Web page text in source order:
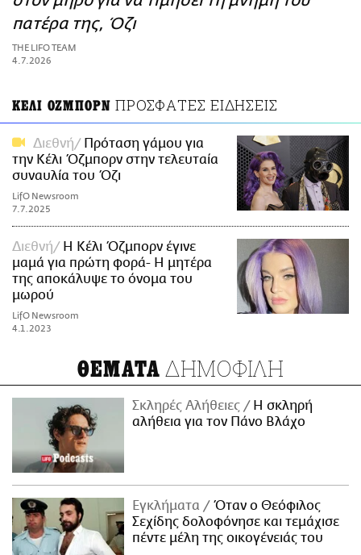
ΑΜΠΑ
PRINT
πατέρα της, Όζι
THE LIFO TEAM
4.7.2026
ΚΕΛΙ ΟΖΜΠΟΡΝ ΠΡΟΣΦΑΤΕΣ ΕΙΔΗΣΕΙΣ
Διεθνή
Πρόταση γάμου για
την Κέλι Όζμπορν στην τελευταία
συναυλία του Όζι
LifO Newsroom
7.7.2025
Διεθνή
H Κέλι Όζμπορν έγινε
μαμά για πρώτη φορά- Η μητέρα
της αποκάλυψε το όνομα του
μωρού
LifO Newsroom
4.1.2023
ΘΕΜΑΤΑ ΔΗΜΟΦΙΛΗ
Σκληρές Αλήθειες
H σκληρή
αλήθεια για τον Πάνο Βλάχο
Εγκλήματα
Όταν ο Θεόφιλος
Σεχίδης δολοφόνησε και τεμάχισε
πέντε μέλη της οικογένειάς του